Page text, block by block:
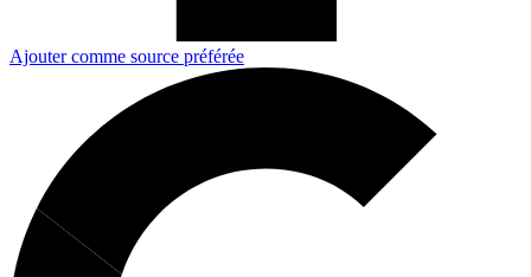
Ajouter comme source préférée